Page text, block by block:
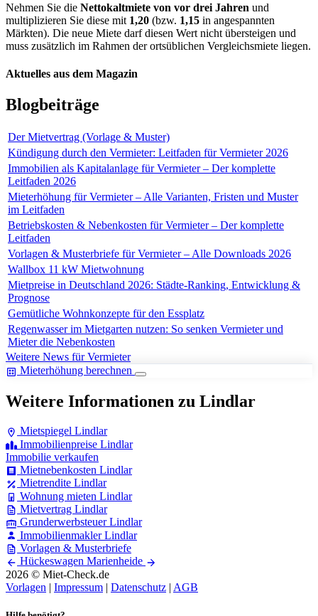
Nehmen Sie die Nettokaltmiete von vor drei Jahren und
multiplizieren Sie diese mit 1,20 (bzw. 1,15 in angespannten
Märkten). Die neue Miete darf diesen Wert nicht übersteigen und
muss zusätzlich im Rahmen der ortsüblichen Vergleichsmiete liegen.
Aktuelles aus dem Magazin
Blogbeiträge
Der Mietvertrag (Vorlage & Muster)
Kündigung durch den Vermieter: Leitfaden für Vermieter 2026
Immobilien als Kapitalanlage für Vermieter – Der komplette
Leitfaden 2026
Mieterhöhung für Vermieter – Alle Varianten, Fristen und Muster
im Leitfaden
Betriebskosten & Nebenkosten für Vermieter – Der komplette
Leitfaden
Vorlagen & Musterbriefe für Vermieter – Alle Downloads 2026
Wallbox 11 kW Mietwohnung
Mietpreise in Deutschland 2026: Städte-Ranking, Entwicklung &
Prognose
Gemütliche Wohnkonzepte für den Essplatz
Regenwasser im Mietgarten nutzen: So senken Vermieter und
Mieter die Nebenkosten
Weitere News für Vermieter
Mieterhöhung berechnen
Weitere Informationen zu Lindlar
Mietspiegel Lindlar
Immobilienpreise Lindlar
Immobilie verkaufen
Mietnebenkosten Lindlar
Mietrendite Lindlar
Wohnung mieten Lindlar
Mietvertrag Lindlar
Grunderwerbsteuer Lindlar
Immobilienmakler Lindlar
Vorlagen & Musterbriefe
Hückeswagen Marienheide
2026 © Miet-Check.de
Vorlagen | Impressum | Datenschutz | AGB